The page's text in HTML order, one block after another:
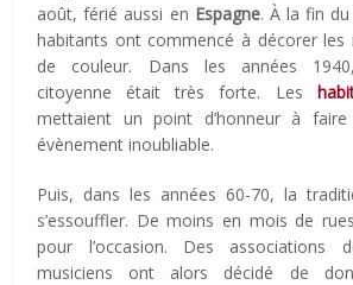
août, férié aussi en Espagne. À la fin du
habitants ont commencé à décorer les
de couleur. Dans les années
citoyenne était très forte. Les
mettaient un point d’honneur à
évènement inoubliable.
Puis, dans les années 60-70, la
s’essouffler. De moins en mois de
pour l’occasion. Des
musiciens ont alors décidé de